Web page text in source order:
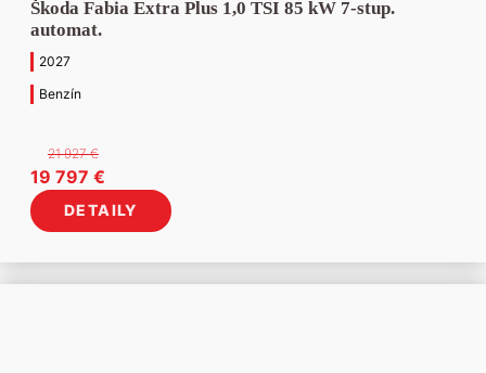
Škoda Fabia Extra Plus 1,0 TSI 85 kW 7-stup.
automat.
2027
Benzín
21 927€
Pôvodná
cena
bola:
927 €.
19 797 €Aktuálna
cena
je:
797 €.
DETAILY